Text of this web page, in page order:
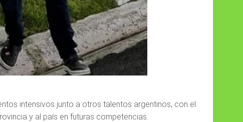
intensivos junto a otros talentos argentinos, con el
y al país en futuras competencias.